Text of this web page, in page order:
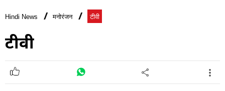
Hindi News मनोरंजन टीवी
टीवी